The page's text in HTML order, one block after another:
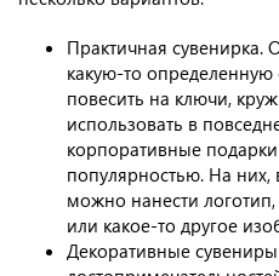
Практичная сувенирка.
какую-то
повесить на ключи,
использовать в
корпоративные
популярностью. На них,
можно нанести
или какое-то другое
Декоративные